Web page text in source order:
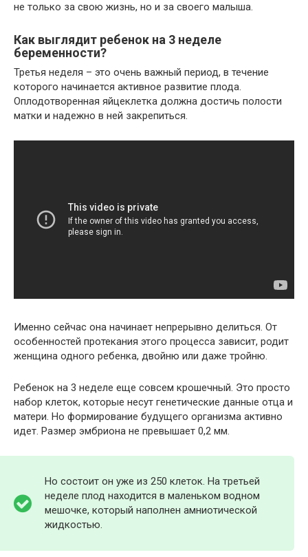
не только за свою жизнь, но и за своего малыша.
Как выглядит ребенок на 3 неделе
беременности?
Третья неделя – это очень важный период, в течение
которого начинается активное развитие плода.
Оплодотворенная яйцеклетка должна достичь полости
матки и надежно в ней закрепиться.
Именно сейчас она начинает непрерывно делиться. От
особенностей протекания этого процесса зависит, родит
женщина одного ребенка, двойню или даже тройню.
Ребенок на 3 неделе еще совсем крошечный. Это просто
набор клеток, которые несут генетические данные отца и
матери. Но формирование будущего организма активно
идет. Размер эмбриона не превышает 0,2 мм.
Но состоит он уже из 250 клеток. На третьей
неделе плод находится в маленьком водном
мешочке, который наполнен амниотической
жидкостью.